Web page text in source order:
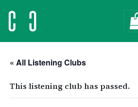
MAIN NAVIGATION
« All Listening Clubs
This listening club has passed.